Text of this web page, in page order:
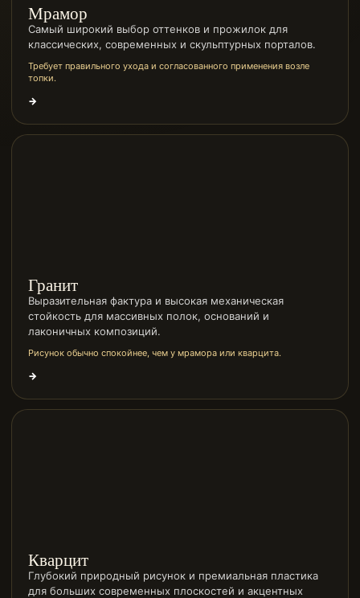
Мрамор
Самый широкий выбор оттенков и прожилок для
классических, современных и скульптурных порталов.
Требует правильного ухода и согласованного применения возле
топки.
→
Гранит
Выразительная фактура и высокая механическая
стойкость для массивных полок, оснований и
лаконичных композиций.
Рисунок обычно спокойнее, чем у мрамора или кварцита.
→
Кварцит
Глубокий природный рисунок и премиальная пластика
для больших современных плоскостей и акцентных